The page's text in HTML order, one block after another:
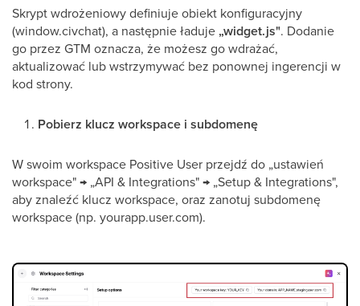
Skrypt wdrożeniowy definiuje obiekt konfiguracyjny
(window.civchat), a następnie ładuje „widget.js". Dodanie
go przez GTM oznacza, że możesz go wdrażać,
aktualizować lub wstrzymywać bez ponownej ingerencji w
kod strony.
Pobierz klucz workspace i subdomenę
W swoim workspace Positive User przejdź do „ustawień
workspace" → „API & Integrations" → „Setup & Integrations",
aby znaleźć klucz workspace, oraz zanotuj subdomenę
workspace (np. yourapp.user.com).